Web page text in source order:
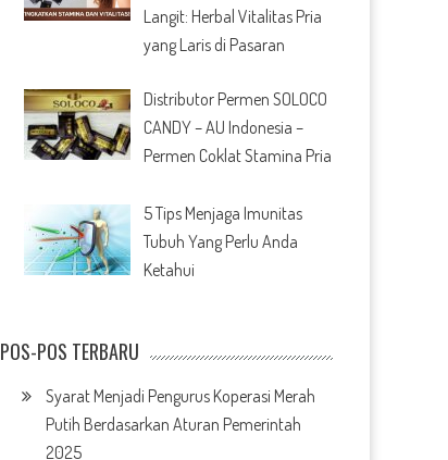
Langit: Herbal Vitalitas Pria
yang Laris di Pasaran
Distributor Permen SOLOCO
CANDY – AU Indonesia –
Permen Coklat Stamina Pria
5 Tips Menjaga Imunitas
Tubuh Yang Perlu Anda
Ketahui
POS-POS TERBARU
Syarat Menjadi Pengurus Koperasi Merah
Putih Berdasarkan Aturan Pemerintah
2025